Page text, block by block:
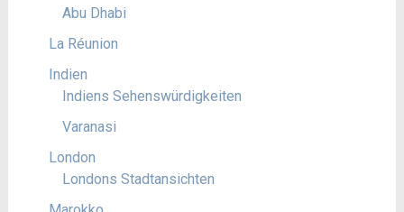
Abu Dhabi
La Réunion
Indien
Indiens Sehenswürdigkeiten
Varanasi
London
Londons Stadtansichten